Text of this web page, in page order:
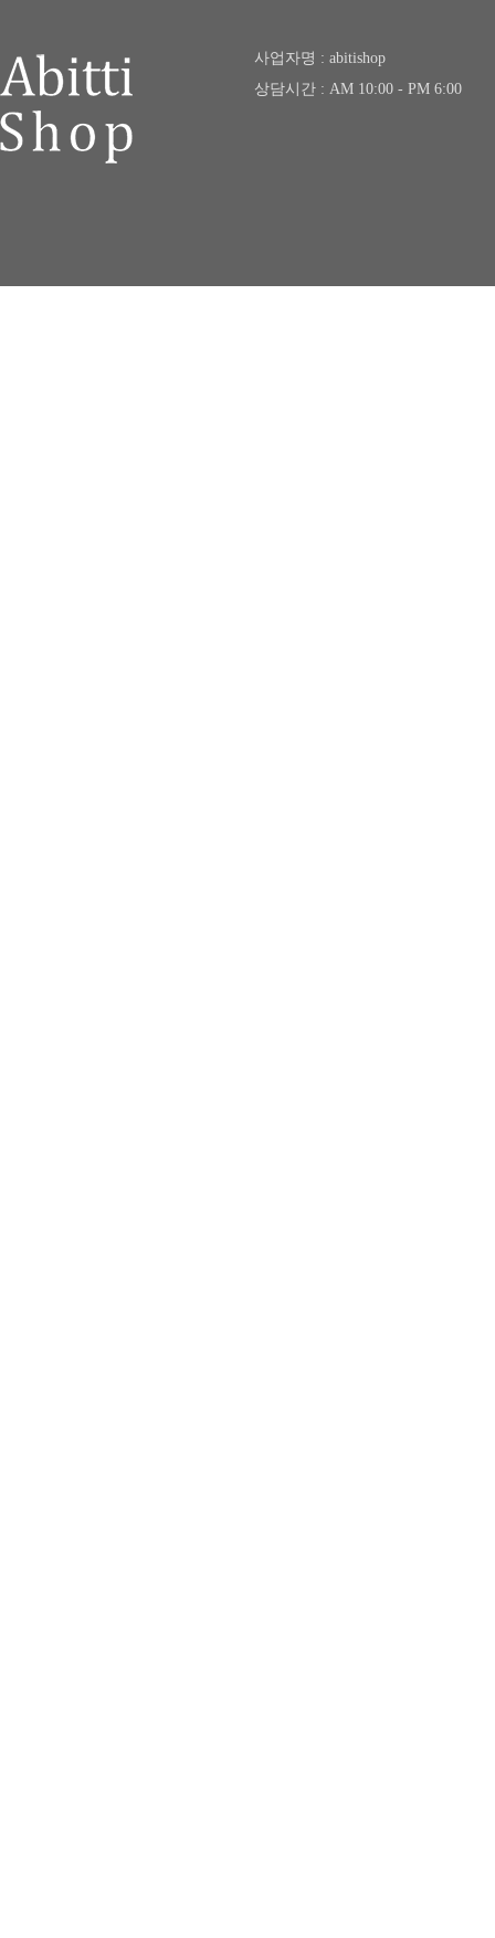
사업자명 : abitishop
상담시간 : AM 10:00 - PM 6:00